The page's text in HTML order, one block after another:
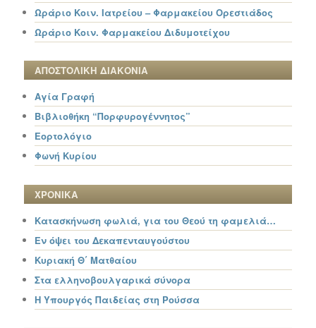
Ωράριο Κοιν. Ιατρείου – Φαρμακείου Ορεστιάδος
Ωράριο Κοιν. Φαρμακείου Διδυμοτείχου
ΑΠΟΣΤΟΛΙΚΗ ΔΙΑΚΟΝΙΑ
Αγία Γραφή
Βιβλιοθήκη “Πορφυρογέννητος”
Εορτολόγιο
Φωνή Κυρίου
ΧΡΟΝΙΚΑ
Κατασκήνωση φωλιά, για του Θεού τη φαμελιά…
Εν όψει του Δεκαπενταυγούστου
Κυριακή Θ΄ Ματθαίου
Στα ελληνοβουλγαρικά σύνορα
Η Υπουργός Παιδείας στη Ρούσσα